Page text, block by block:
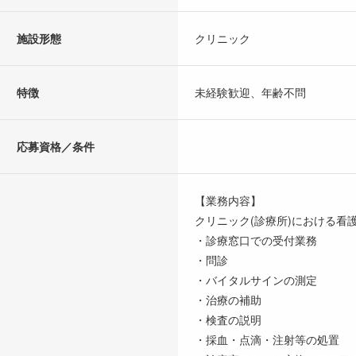
施設形態 クリニック
特徴 未経験歓迎、年齢不問
応募資格／条件
【業務内容】
クリニック(診療所)における看
・診療窓口での受付業務
・問診
・バイタルサインの測定
・治療の補助
・検査の説明
・採血・点滴・注射等の処置